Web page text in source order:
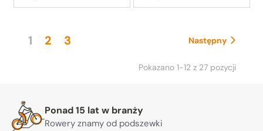
1 2 3 Następny
Pokazano 1-12 z 27 pozycji
Warto nam zaufać
Ponad 15 lat w branży
Rowery znamy od podszewki